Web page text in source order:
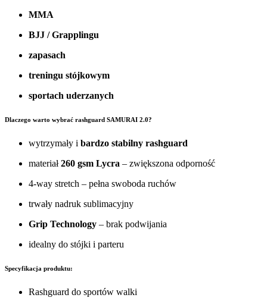
MMA
BJJ / Grapplingu
zapasach
treningu stójkowym
sportach uderzanych
Dlaczego warto wybrać rashguard SAMURAI 2.0?
wytrzymały i bardzo stabilny rashguard
materiał260 gsm Lycra – zwiększona odporność
4-way stretch – pełna swoboda ruchów
trwały nadruk sublimacyjny
Grip Technology – brak podwijania
idealny do stójki i parteru
Specyfikacja produktu:
Rashguard do sportów walki